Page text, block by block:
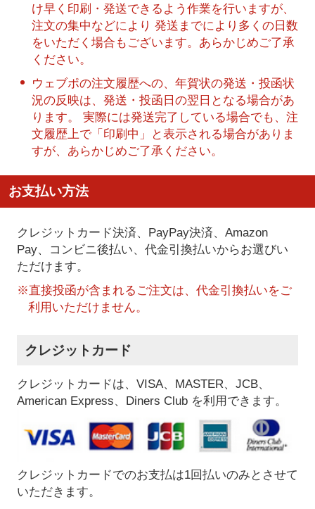
け早く印刷・発送できるよう作業を行いますが、
注文の集中などにより 発送までにより多くの日数
をいただく場合もございます。あらかじめご了承
ください。
ウェブポの注文履歴への、年賀状の発送・投函状
況の反映は、発送・投函日の翌日となる場合があ
ります。 実際には発送完了している場合でも、注
文履歴上で「印刷中」と表示される場合がありま
すが、あらかじめご了承ください。
お支払い方法
クレジットカード決済、PayPay決済、Amazon
Pay、コンビニ後払い、代金引換払いからお選びい
ただけます。
※直接投函が含まれるご注文は、代金引換払いをご
利用いただけません。
クレジットカード
クレジットカードは、VISA、MASTER、JCB、
American Express、Diners Club を利用できます。
クレジットカードでのお支払は1回払いのみとさせて
いただきます。